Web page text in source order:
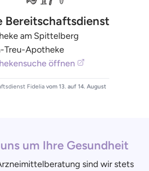
Bereitschaftsdienst
am Spittelberg
Treu-Apotheke
öffnen
Fidelia vom 13. auf 14. August
um Ihre Gesundheit
sind wir stets